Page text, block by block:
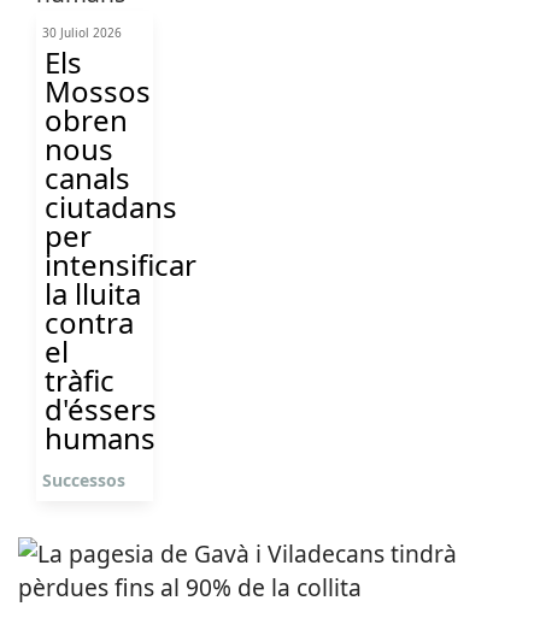
30 Juliol 2026
Els
Mossos
obren
nous
canals
ciutadans
per
intensificar
la lluita
contra
el
tràfic
d'éssers
humans
Successos